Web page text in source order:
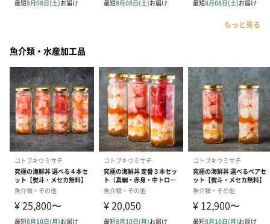
もっと見る
魚介類・水産加工品